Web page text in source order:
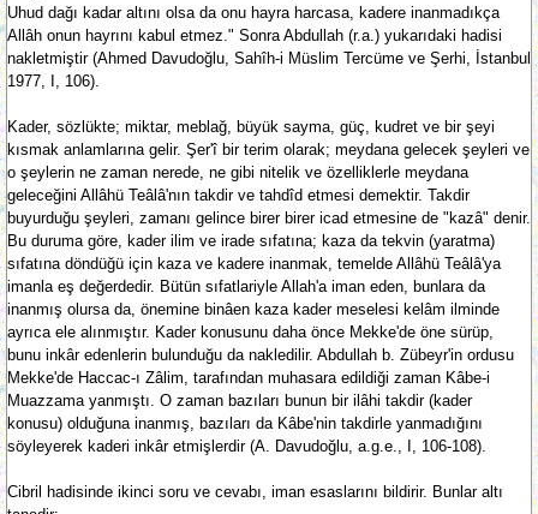
Uhud dağı kadar altını olsa da onu hayra harcasa, kadere inanmadıkça
Allâh onun hayrını kabul etmez." Sonra Abdullah (r.a.) yukarıdaki hadisi
nakletmiştir (Ahmed Davudoğlu, Sahîh-i Müslim Tercüme ve Şerhi, İstanbul
1977, I, 106).
Kader, sözlükte; miktar, meblağ, büyük sayma, güç, kudret ve bir şeyi
kısmak anlamlarına gelir. Şer'î bir terim olarak; meydana gelecek şeyleri ve
o şeylerin ne zaman nerede, ne gibi nitelik ve özelliklerle meydana
geleceğini Allâhü Teâlâ'nın takdir ve tahdîd etmesi demektir. Takdir
buyurduğu şeyleri, zamanı gelince birer birer icad etmesine de "kazâ" denir.
Bu duruma göre, kader ilim ve irade sıfatına; kaza da tekvin (yaratma)
sıfatına döndüğü için kaza ve kadere inanmak, temelde Allâhü Teâlâ'ya
imanla eş değerdedir. Bütün sıfatlariyle Allah'a iman eden, bunlara da
inanmış olursa da, önemine binâen kaza kader meselesi kelâm ilminde
ayrıca ele alınmıştır. Kader konusunu daha önce Mekke'de öne sürüp,
bunu inkâr edenlerin bulunduğu da nakledilir. Abdullah b. Zübeyr'in ordusu
Mekke'de Haccac-ı Zâlim, tarafından muhasara edildiği zaman Kâbe-i
Muazzama yanmıştı. O zaman bazıları bunun bir ilâhi takdir (kader
konusu) olduğuna inanmış, bazıları da Kâbe'nin takdirle yanmadığını
söyleyerek kaderi inkâr etmişlerdir (A. Davudoğlu, a.g.e., I, 106-108).
Cibril hadisinde ikinci soru ve cevabı, iman esaslarını bildirir. Bunlar altı